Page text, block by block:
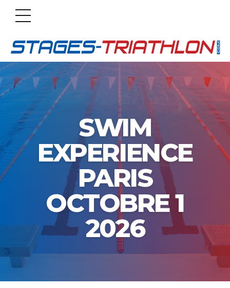
SWIM
EXPERIENCE
PARIS
OCTOBRE 1
2026